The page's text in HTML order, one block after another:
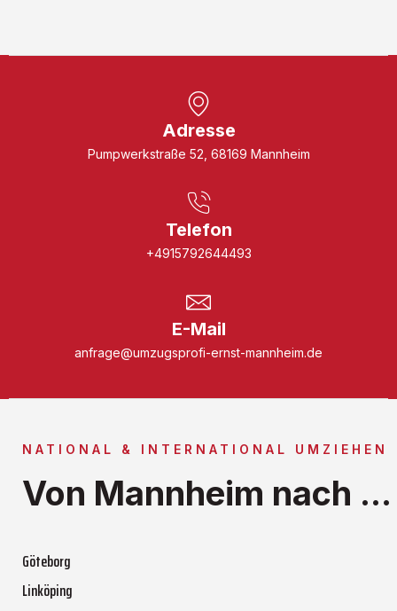
Adresse
Pumpwerkstraße 52, 68169 Mannheim
Telefon
+4915792644493
E-Mail
anfrage@umzugsprofi-ernst-mannheim.de
NATIONAL & INTERNATIONAL UMZIEHEN
Von Mannheim nach ...
Göteborg
Linköping